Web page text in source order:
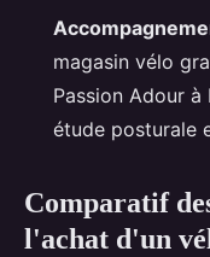
magasin vélo
Passion Adour
étude posturale
Comparatif
l'achat d'un